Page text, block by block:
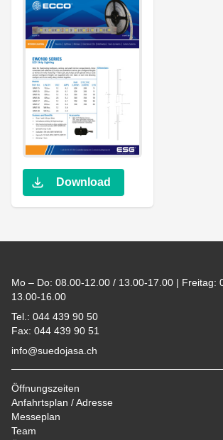
Download
Mo – Do: 08.00-12.00 / 13.00-17.00 | Freitag:
13.00-16.00
Tel.: 044 439 90 50
Fax: 044 439 90 51
info@suedojasa.ch
Öffnungszeiten
Anfahrtsplan / Adresse
Messeplan
Team